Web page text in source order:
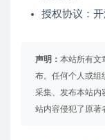
授权协议：
声明： 本站所有文
布。任何个人或组
采集、发布本站内
站内容侵犯了原著